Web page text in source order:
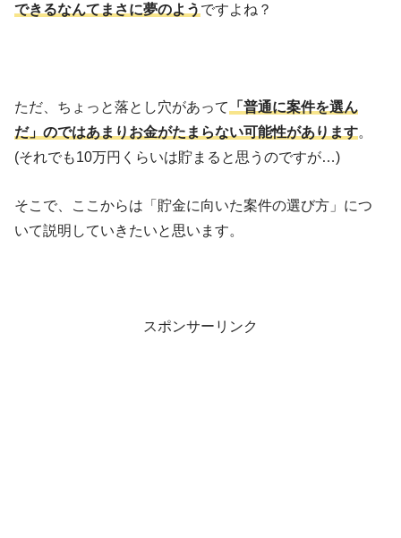
できるなんてまさに夢のよう ですよね？
ただ、ちょっと落とし穴があって
「普通に案件を選ん
だ」のではあまりお金がたまらない可能性があります。
(それでも10万円くらいは貯まると思うのですが…)
そこで、ここからは「貯金に向いた案件の選び方」につ
いて説明していきたいと思います。
スポンサーリンク